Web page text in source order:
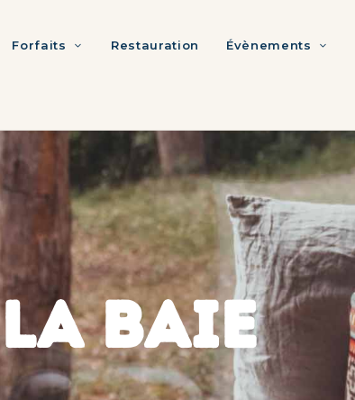
Forfaits Restauration Évènements
LA BAIE